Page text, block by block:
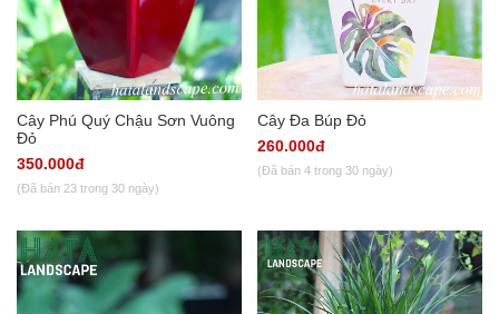
Cây Phú Quý Chậu Sơn Vuông
Đỏ
350.000đ
(Đã bán 23 trong 30 ngày)
Cây Đa Búp Đỏ
260.000đ
(Đã bán 4 trong 30 ngày)